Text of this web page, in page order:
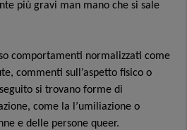
più gravi man mano che si sale
comportamenti normalizzati come
commenti sull’aspetto fisico o
si trovano forme di
come la l’umiliazione o
e delle persone queer.